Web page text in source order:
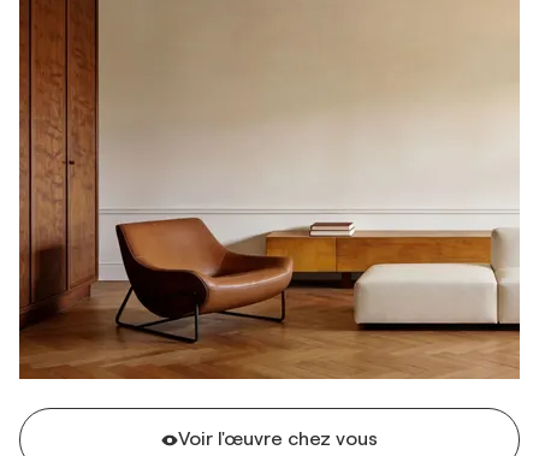
Voir l'œuvre chez vous